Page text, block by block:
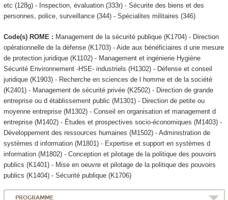
etc (128g) - Inspection, évaluation (333r) - Sécurite des biens et des
personnes, police, surveillance (344) - Spécialites militaires (346)
Code(s) ROME : Management de la sécurité publique (K1704) - Direction
opérationnelle de la défense (K1703) - Aide aux bénéficiaires d une mesure
de protection juridique (K1102) - Management et ingénierie Hygiène
Sécurité Environnement -HSE- industriels (H1302) - Défense et conseil
juridique (K1903) - Recherche en sciences de l homme et de la société
(K2401) - Management de sécurité privée (K2502) - Direction de grande
entreprise ou d établissement public (M1301) - Direction de petite ou
moyenne entreprise (M1302) - Conseil en organisation et management d
entreprise (M1402) - Études et prospectives socio-économiques (M1403) -
Développement des ressources humaines (M1502) - Administration de
systèmes d information (M1801) - Expertise et support en systèmes d
information (M1802) - Conception et pilotage de la politique des pouvoirs
publics (K1401) - Mise en oeuvre et pilotage de la politique des pouvoirs
publics (K1404) - Sécurité publique (K1706)
PROGRAMME